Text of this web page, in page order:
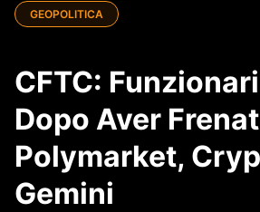
GEOPOLITICA
CFTC:
Dopo Aver
Polymarket,
Gemini